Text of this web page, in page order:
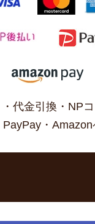
代金引換・NP
PayPay・Amazon